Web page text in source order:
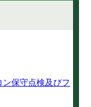
保守点検及びフ